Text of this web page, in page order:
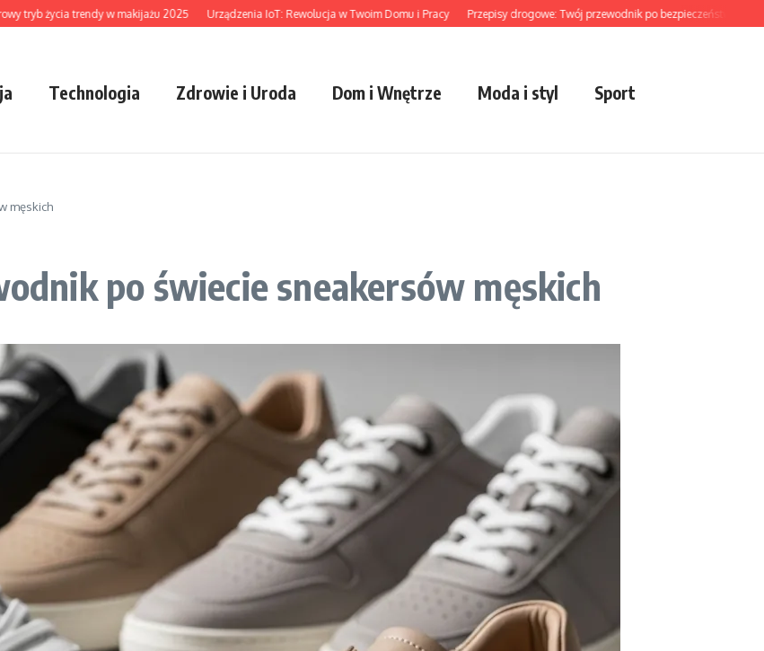
życia trendy w makijażu 2025 Urządzenia IoT: Rewolucja w Twoim Domu i Pracy Przepisy drogowe: Twój przewodnik po bezpieczeństwie
Technologia Zdrowie i Uroda Dom i Wnętrze Moda i styl Sport
męskich
po świecie sneakersów męskich